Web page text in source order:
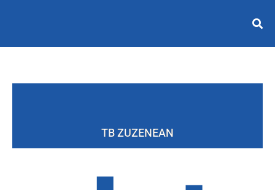
TB ZUZENEAN